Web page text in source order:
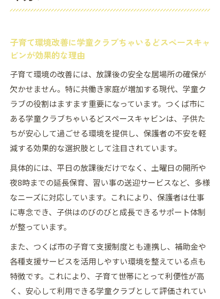
子育て環境改善に学童クラブちゃいるどスペースキャ
ビンが効果的な理由
子育て環境の改善には、放課後の安全な居場所の確保が
欠かせません。特に共働き家庭が増加する現代、学童ク
ラブの役割はますます重要になっています。つくば市に
ある学童クラブちゃいるどスペースキャビンは、子供た
ちが安心して過ごせる環境を提供し、保護者の不安を軽
減する効果的な選択肢として注目されています。
具体的には、平日の放課後だけでなく、土曜日の開所や
夜8時までの延長保育、習い事の送迎サービスなど、多様
なニーズに対応しています。これにより、保護者は仕事
に専念でき、子供はのびのびと成長できるサポート体制
が整っています。
また、つくば市の子育て支援制度とも連携し、補助金や
各種支援サービスを活用しやすい環境を整えている点も
特徴です。これにより、子育て世帯にとって利便性が高
く、安心して利用できる学童クラブとして評価されてい